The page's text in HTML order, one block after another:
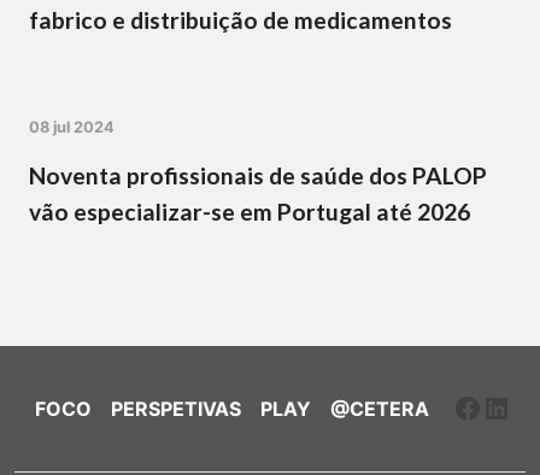
fabrico e distribuição de medicamentos
08 jul 2024
Noventa profissionais de saúde dos PALOP
vão especializar-se em Portugal até 2026
FOCO PERSPETIVAS PLAY @CETERA